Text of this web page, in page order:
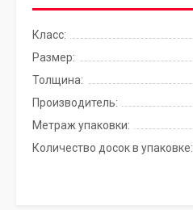
Класс:
Размер:
Толщина:
Производитель:
Метраж упаковки:
Количество досок в упаковке: